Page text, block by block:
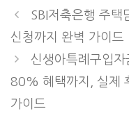
SBI저축은행 주택
신청까지 완벽 가이드
신생아특례구입
80% 혜택까지, 실제
가이드